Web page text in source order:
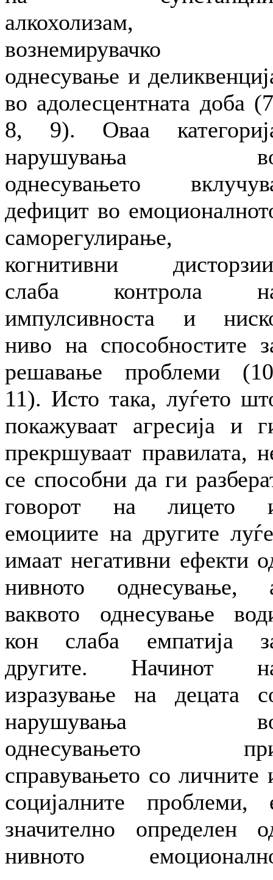
алкохолизам,
вознемирувачко
однесување и
во адолесцентната доба
8, 9). Оваа
нарушувања
однесувањето
дефицит во
саморегулирање,
когнитивни
слаба контрола
импулсивноста и
ниво на способностите
решавање проблеми
11). Исто така, луѓето
покажуваат агресија и
прекршуваат правилата,
се способни да ги
говорот на лицето
емоциите на другите
имаат негативни ефекти
нивното однесување,
ваквото однесување
кон слаба емпатија
другите. Начинот
изразување на децата
нарушувања
однесувањето
справувањето со личните
социјалните проблеми,
значително определен
нивното